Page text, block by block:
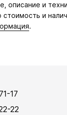
описание и
и
.
17
22